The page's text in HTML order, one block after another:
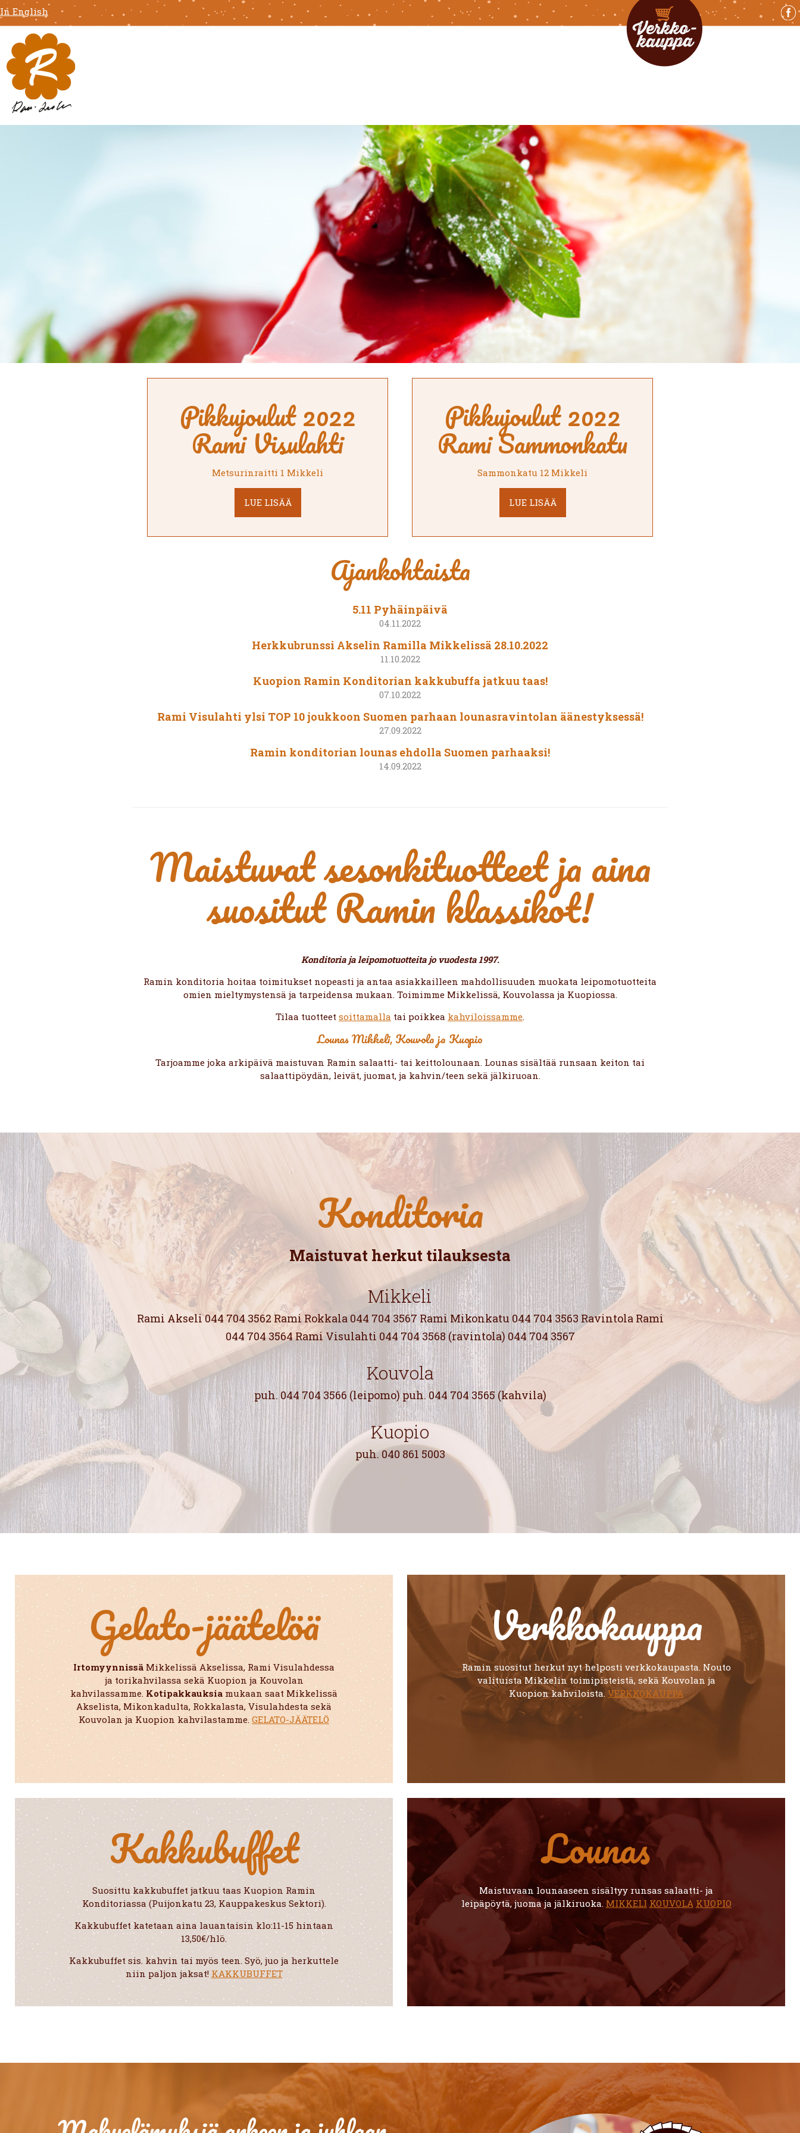
In English
Pikkujoulut 2022
Rami Visulahti
Metsurinraitti 1 Mikkeli
LUE LISÄÄ
Pikkujoulut 2022
Rami Sammonkatu
Sammonkatu 12 Mikkeli
LUE LISÄÄ
Ajankohtaista
5.11 Pyhäinpäivä
04.11.2022
Herkkubrunssi Akselin Ramilla Mikkelissä 28.10.2022
11.10.2022
Kuopion Ramin Konditorian kakkubuffa jatkuu taas!
07.10.2022
Rami Visulahti ylsi TOP 10 joukkoon Suomen parhaan lounasravintolan äänestyksessä!
27.09.2022
Ramin konditorian lounas ehdolla Suomen parhaaksi!
14.09.2022
Maistuvat sesonkituotteet ja aina
suositut Ramin klassikot!
Konditoria ja leipomotuotteita jo vuodesta 1997.
Ramin konditoria hoitaa toimitukset nopeasti ja antaa asiakkailleen mahdollisuuden muokata leipomotuotteita
omien mieltymystensä ja tarpeidensa mukaan. ToimimmeMikkelissä, Kouvolassa ja Kuopiossa.
Tilaa tuotteet soittamalla tai poikkea kahviloissamme.
Lounas Mikkeli, Kouvola ja Kuopio
Tarjoamme joka arkipäivä maistuvan Ramin salaatti- tai keittolounaan. Lounas sisältää runsaan keiton tai
salaattipöydän, leivät, juomat, ja kahvin/teen sekä jälkiruoan.
Konditoria
Maistuvat herkut tilauksesta
Mikkeli
Rami Akseli 044 704 3562 Rami Rokkala 044 704 3567 Rami Mikonkatu 044 704 3563 Ravintola Rami
044 704 3564 Rami Visulahti 044 704 3568 (ravintola) 044 704 3567
Kouvola
puh. 044 704 3566 (leipomo) puh. 044 704 3565 (kahvila)
Kuopio
puh. 040 861 5003
Gelato-jäätelöä
Irtomyynnissä Mikkelissä Akselissa, Rami Visulahdessa
ja torikahvilassa sekä Kuopion ja Kouvolan
kahvilassamme. Kotipakkauksia mukaan saat Mikkelissä
Akselista, Mikonkadulta, Rokkalasta, Visulahdesta sekä
Kouvolan ja Kuopion kahvilastamme. GELATO-JÄÄTELÖ
Verkkokauppa
Ramin suositut herkut nyt helposti verkkokaupasta. Nouto
valituista Mikkelin toimipisteistä, sekä Kouvolan ja
Kuopion kahviloista.VERKKOKAUPPA
Kakkubuffet
Suosittu kakkubuffet jatkuu taas Kuopion Ramin
Konditoriassa (Puijonkatu 23, Kauppakeskus Sektori).
Kakkubuffet katetaan aina lauantaisin klo:11-15 hintaan
13,50€/hlö.
Kakkubuffet sis. kahvin tai myös teen. Syö, juo ja herkuttele
niin paljon jaksat! KAKKUBUFFET
Lounas
Maistuvaan lounaaseen sisältyy runsas salaatti- ja
leipäpöytä, juoma ja jälkiruoka. MIKKELI KOUVOLA KUOPIO